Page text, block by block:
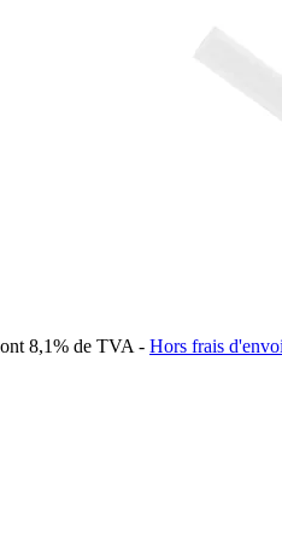
8,1% de TVA - Hors frais